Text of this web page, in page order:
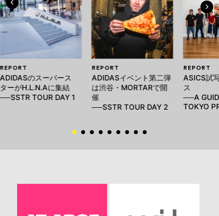
REPORT
ADIDASのスーパース
ターがH.L.N.Aに集結
──SSTR TOUR DAY 1
REPORT
ADIDASイベント第二弾
は渋谷・MORTARで開
催
──SSTR TOUR DAY 2
REPORT
ASICS試
ス
──A
TOKYO